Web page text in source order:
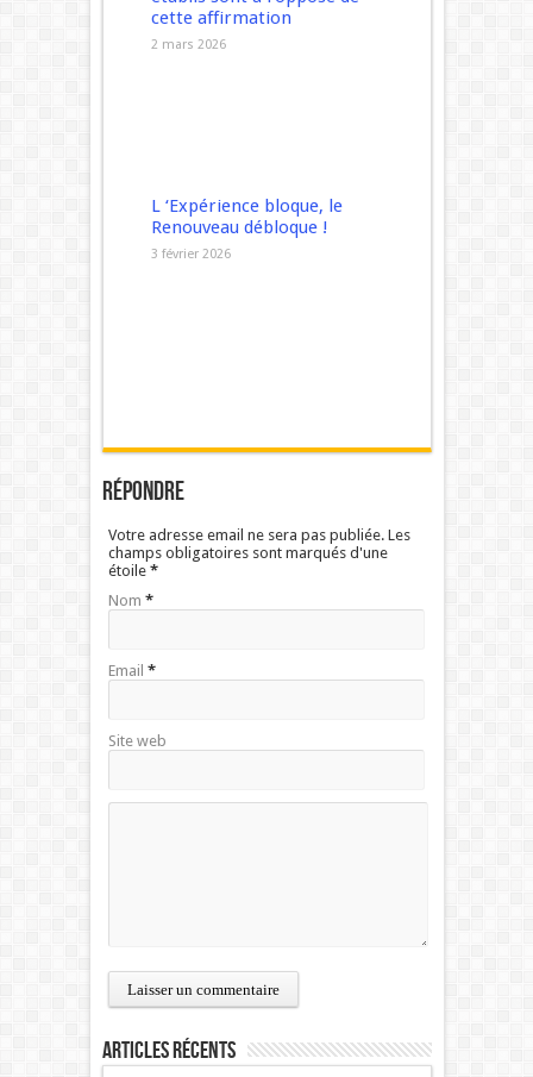
cette affirmation
2 mars 2026
L ‘Expérience bloque, le
Renouveau débloque !
3 février 2026
Répondre
Votre adresse email ne sera pas publiée. Les
champs obligatoires sont marqués d'une
étoile *
Nom *
Email *
Site web
Articles récents